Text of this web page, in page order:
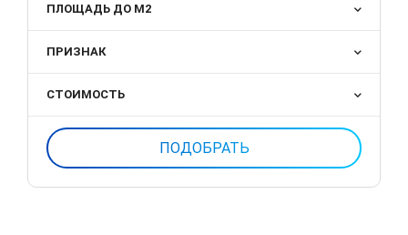
ПЛОЩАДЬ ДО М2
ПРИЗНАК
СТОИМОСТЬ